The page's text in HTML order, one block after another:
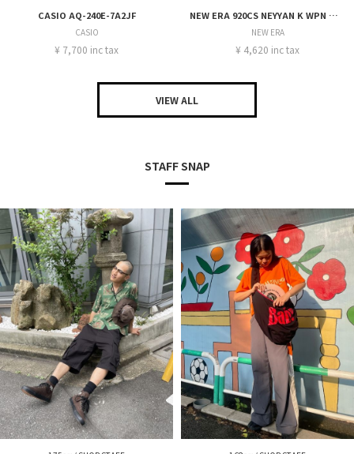
CASIO AQ-240E-7A2JF
CASIO
¥ 7,700 inc tax
NEW ERA 920CS NEYYAN K WPN MORTAR
NEW ERA
¥ 4,620 inc tax
VIEW ALL
STAFF SNAP